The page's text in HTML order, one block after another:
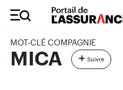
MOT-CLÉ COMPAGNIE
MICA Suivre